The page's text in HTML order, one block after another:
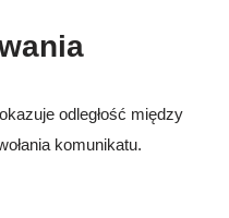
odległość między
komunikatu.